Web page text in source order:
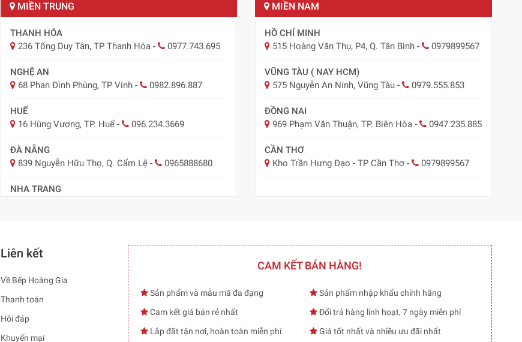
MIỀN TRUNG
THANH HÓA
236 Tống Duy Tân, TP Thanh Hóa- 0977.743.695
NGHỆ AN
68 Phan Đình Phùng, TP Vinh- 0982.896.887
HUẾ
16 Hùng Vương, TP. Huế- 096.234.3669
ĐÀ NẴNG
839 Nguyễn Hữu Thọ, Q. Cẩm Lệ- 0965888680
NHA TRANG
MIỀN NAM
HỒ CHÍ MINH
515 Hoàng Văn Thụ, P4, Q. Tân Bình - 0979899567
VŨNG TÀU ( NAY HCM)
575 Nguyễn An Ninh, Vũng Tàu - 0979.555.853
ĐỒNG NAI
969 Phạm Văn Thuận, TP. Biên Hòa - 0947.235.885
CẦN THƠ
Kho Trần Hưng Đạo - TP Cần Thơ - 0979899567
Liên kết
Về Bếp Hoàng Gia
Thanh toán
Hỏi đáp
Khuyến mại
CAM KẾT BÁN HÀNG!
Sản phẩm và mẫu mã đa đạng
Sản phẩm nhập khẩu chính hãng
Cam kết giá bán rẻ nhất
Đổi trả hàng linh hoạt, 7 ngày miễn phí
Lắp đặt tận nơi, hoàn toàn miễn phí
Giá tốt nhất và nhiều ưu đãi nhất